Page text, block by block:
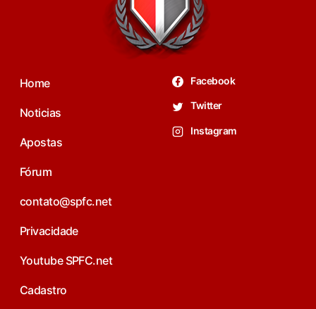
Home
Noticias
Apostas
Fórum
contato@spfc.net
Privacidade
Youtube SPFC.net
Cadastro
Facebook
Twitter
Instagram